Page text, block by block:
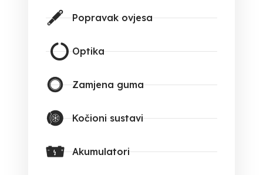
Popravak ovjesa
Optika
Zamjena guma
Kočioni sustavi
Akumulatori